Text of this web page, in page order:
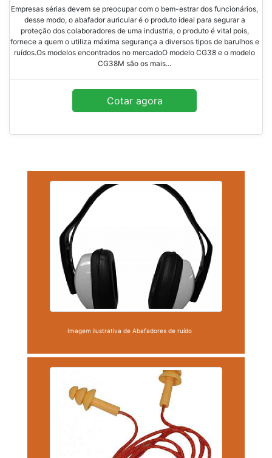
Empresas sérias devem se preocupar com o bem-estrar dos funcionários,
desse modo, o abafador auricular é o produto ideal para segurar a
proteção dos colaboradores de uma industria, o produto é vital pois,
fornece a quem o utiliza máxima segurança a diversos tipos de barulhos e
ruídos.Os modelos encontrados no mercadoO modelo CG38 e o modelo
CG38M são os mais...
Cotar agora
Imagem ilustrativa de Abafadores de ruído